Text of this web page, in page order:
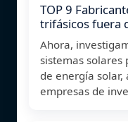
TOP 9
trifásicos fuera
Ahora,
sistemas solares
de energía solar,
empresas de